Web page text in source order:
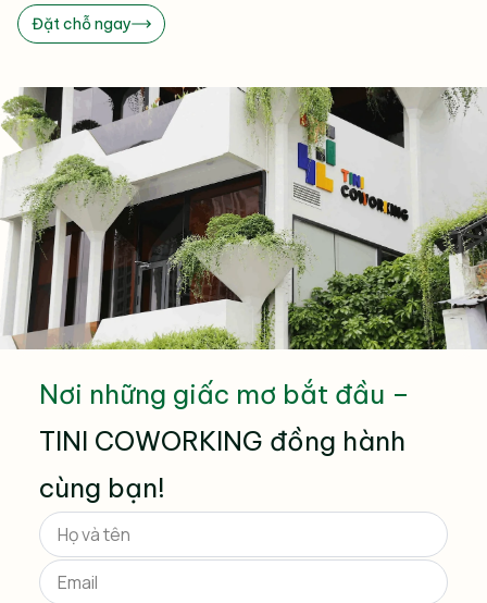
Đặt chỗ ngay
Nơi những giấc mơ bắt đầu –
TINI COWORKING đồng hành
cùng bạn!
Please
leave